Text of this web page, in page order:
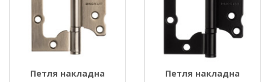
Петля накладна
Петля накладна